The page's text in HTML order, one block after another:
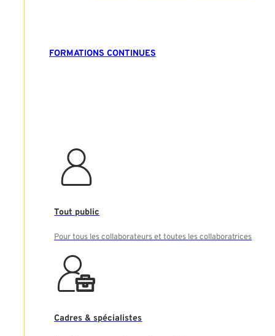
FORMATIONS CONTINUES
Tout public
Pour tous les collaborateurs et toutes les collaboratrices
Cadres & spécialistes